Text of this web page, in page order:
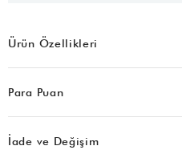
Ürün Özellikleri
Para Puan
İade ve Değişim